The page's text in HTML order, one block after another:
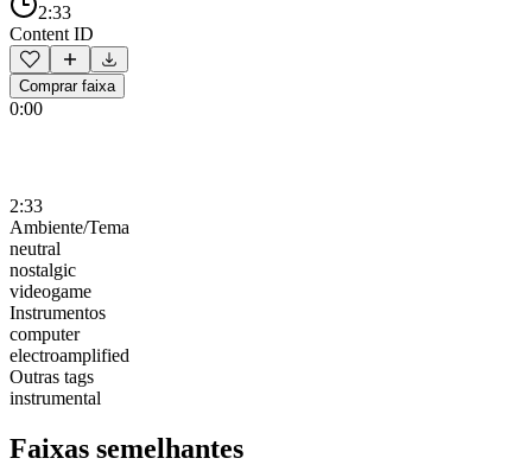
2:33
Content ID
Comprar faixa
0:00
2:33
Ambiente/Tema
neutral
nostalgic
videogame
Instrumentos
computer
electroamplified
Outras tags
instrumental
Faixas semelhantes